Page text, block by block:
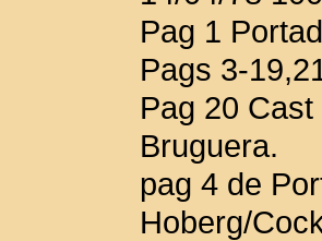
Pag 1
Pags 3-
Pag 20
Bruguera.
pag 4 de
Hoberg/